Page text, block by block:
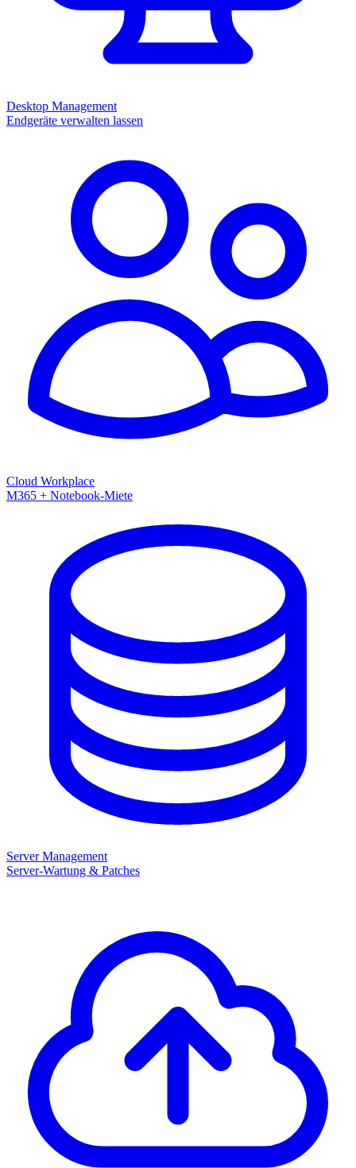
Desktop Management
Endgeräte verwalten lassen
Cloud Workplace
M365 + Notebook-Miete
Server Management
Server-Wartung & Patches